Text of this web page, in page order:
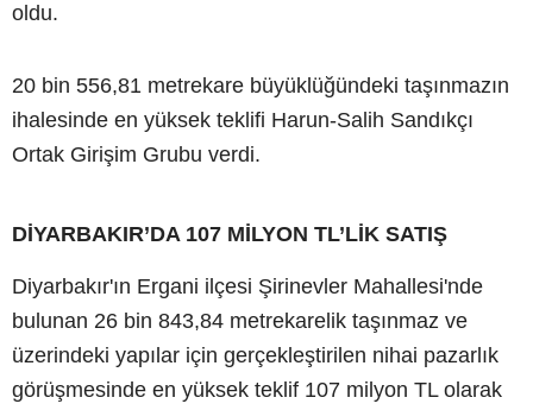
oldu.
20 bin 556,81 metrekare büyüklüğündeki taşınmazın
ihalesinde en yüksek teklifi Harun-Salih Sandıkçı
Ortak Girişim Grubu verdi.
DİYARBAKIR’DA 107 MİLYON TL’LİK SATIŞ
Diyarbakır'ın Ergani ilçesi Şirinevler Mahallesi'nde
bulunan 26 bin 843,84 metrekarelik taşınmaz ve
üzerindeki yapılar için gerçekleştirilen nihai pazarlık
görüşmesinde en yüksek teklif 107 milyon TL olarak